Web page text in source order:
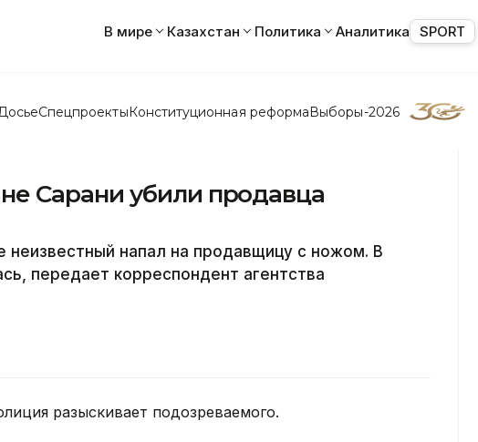
В мире Казахстан Политика Аналитика SPORT
ДосьеСпецпроектыКонституционная реформаВыборы-2026
Сарани убили продавца
неизвестный напал на продавщицу с ножом. В
передает корреспондент агентства
разыскивает подозреваемого.